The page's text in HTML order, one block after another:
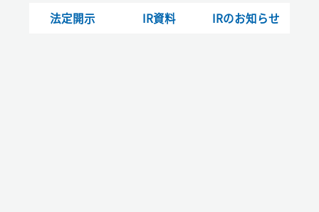
法定開示 IR資料 IRのお知らせ